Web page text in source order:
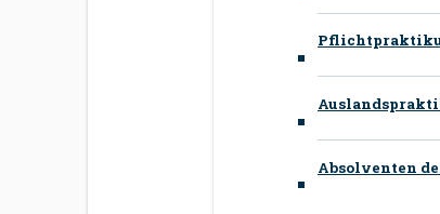
Absolventen